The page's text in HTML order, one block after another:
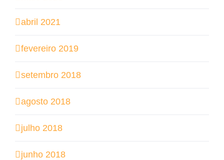
abril 2021
fevereiro 2019
setembro 2018
agosto 2018
julho 2018
junho 2018